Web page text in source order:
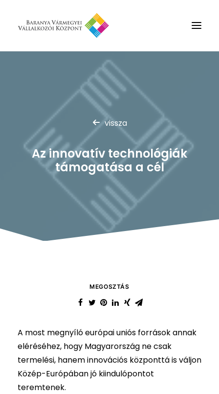
Rólunk
Szolgáltatások
Hírek
Partnerek
Kapcsolat
Keresés
vissza
Az innovatív technológiák
támogatása a cél
MEGOSZTÁS
A most megnyíló európai uniós források annak
eléréséhez, hogy Magyarország ne csak
termelési, hanem innovációs központtá is váljon
Közép-Európában jó kiindulópontot
teremtenek.